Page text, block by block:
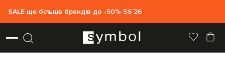
SALE ще більше брендів до -50% SS`26